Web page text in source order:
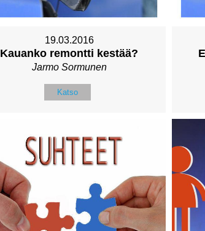
19.03.2016
Kauanko remontti kestää?
Jarmo Sormunen
Katso